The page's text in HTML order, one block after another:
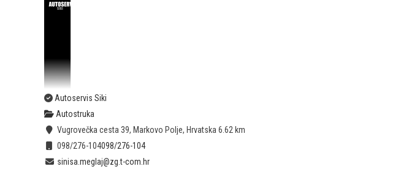
Autoservis Siki
Autostruka
Vugrovečka cesta 39, Markovo Polje, Hrvatska 6.62 km
098/276-104098/276-104
sinisa.meglaj@zg.t-com.hr